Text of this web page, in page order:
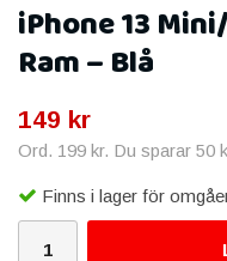
iPhone 13
Ram – Blå
149 kr
Ord. 199 kr. Du sparar 50
Finns i lager för